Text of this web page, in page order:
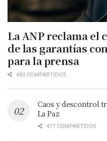
La ANP reclama el
de las garantías
para la prensa
483 COMPARTIDOS
Caos y descontrol
La Paz
477 COMPARTIDOS